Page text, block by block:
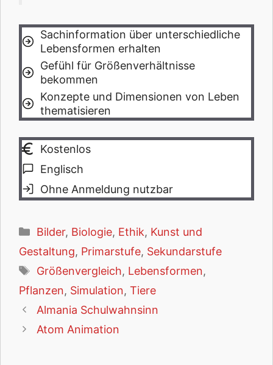
Sachinformation über unterschiedliche
Lebensformen erhalten
Gefühl für Größenverhältnisse
bekommen
Konzepte und Dimensionen von Leben
thematisieren
Kostenlos
Englisch
Ohne Anmeldung nutzbar
Kategorien
Bilder, Biologie, Ethik, Kunst und
Gestaltung, Primarstufe, Sekundarstufe
Schlagwörter
Größenvergleich, Lebensformen,
Pflanzen, Simulation, Tiere
Almania Schulwahnsinn
Atom Animation